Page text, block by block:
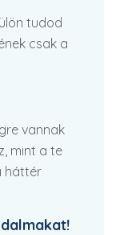
tudod
csak a
vannak
mint a te
háttér